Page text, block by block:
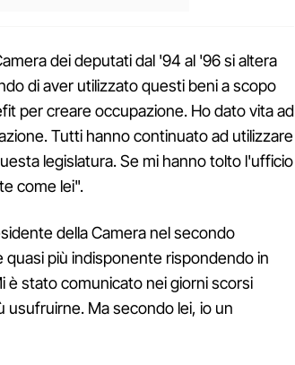
dei deputati dal '94 al '96 si altera
di aver utilizzato questi beni a scopo
per creare occupazione. Ho dato vita ad
Tutti hanno continuato ad utilizzare
legislatura. Se mi hanno tolto l'ufficio
come lei".
della Camera nel secondo
più indisponente rispondendo in
è stato comunicato nei giorni scorsi
Ma secondo lei, io un